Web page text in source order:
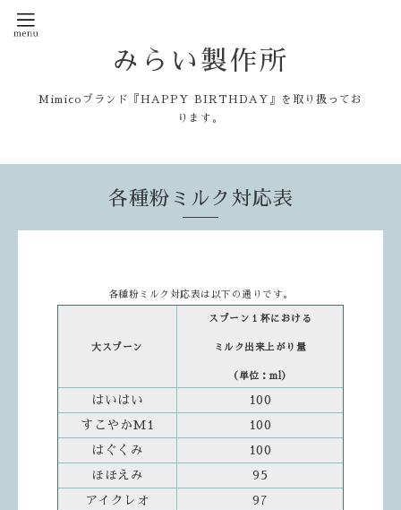
みらい製作所
Mimicoブランド『HAPPY BIRTHDAY』を取り扱ってお
ります。
各種粉ミルク対応表
各種粉ミルク対応表は以下の通りです。
大スプーン
スプーン１杯における
ミルク出来上がり量
（単位：ml）
はいはい
100
すこやかM1
100
はぐくみ
100
ほほえみ
95
アイクレオ
97